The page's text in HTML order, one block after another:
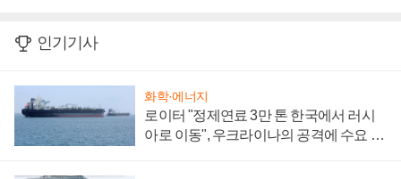
인기기사
화학·에너지
로이터 "정제연료 3만 톤 한국에서 러시
아로 이동", 우크라이나의 공격에 수요 늘